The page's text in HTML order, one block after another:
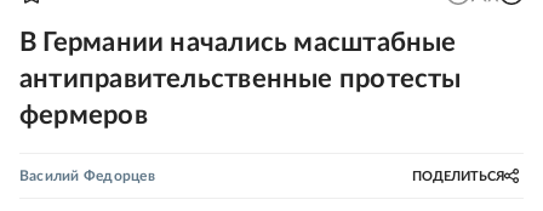
В Германии начались масштабные
антиправительственные протесты
фермеров
Василий Федорцев ПОДЕЛИТЬСЯ